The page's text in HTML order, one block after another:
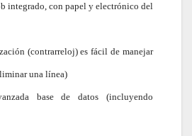
integrado, con papel y electrónico del
(contrarreloj) es fácil de manejar
una línea)
base de datos (incluyendo